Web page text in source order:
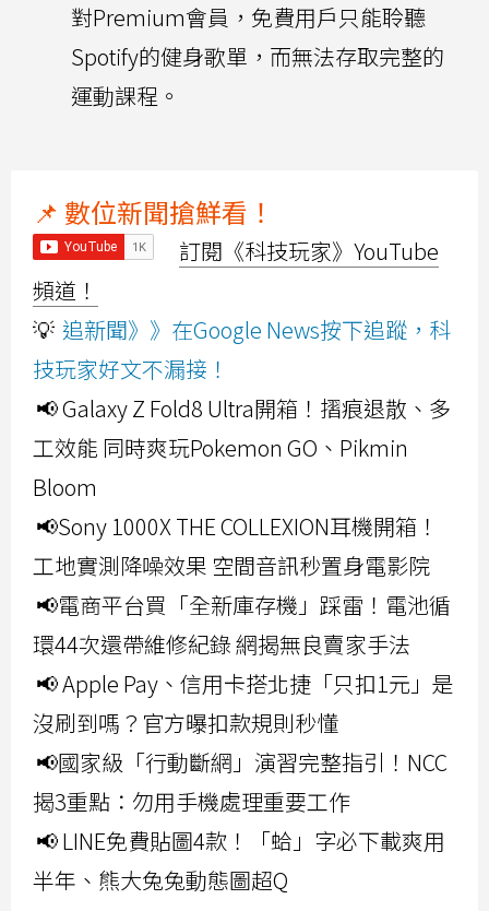
對Premium會員，免費用戶只能聆聽
Spotify的健身歌單，而無法存取完整的
運動課程。
📌 數位新聞搶鮮看！
訂閱《科技玩家》YouTube
頻道！
💡 追新聞》》在Google News按下追蹤，科
技玩家好文不漏接！
📢 Galaxy Z Fold8 Ultra開箱！摺痕退散、多
工效能 同時爽玩Pokemon GO、Pikmin
Bloom
📢Sony 1000X THE COLLEXION耳機開箱！
工地實測降噪效果 空間音訊秒置身電影院
📢電商平台買「全新庫存機」踩雷！電池循
環44次還帶維修紀錄 網揭無良賣家手法
📢 Apple Pay、信用卡搭北捷「只扣1元」是
沒刷到嗎？官方曝扣款規則秒懂
📢國家級「行動斷網」演習完整指引！NCC
揭3重點：勿用手機處理重要工作
📢 LINE免費貼圖4款！「蛤」字必下載爽用
半年、熊大兔兔動態圖超Q